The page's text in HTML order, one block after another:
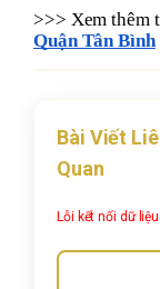
>>> Xem thêm
Quận Tân Bình
Bài Viết
Quan
Lỗi kết nối dữ liệu.